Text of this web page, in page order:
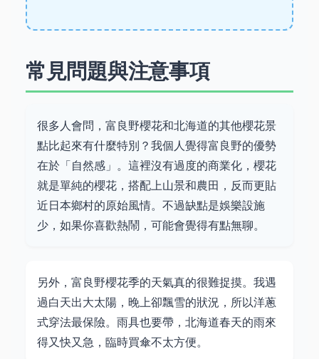
常見問題與注意事項
很多人會問，富良野櫻花和北海道的其他櫻花景
點比起來有什麼特別？我個人覺得富良野的優勢
在於「自然感」。這裡沒有過度的商業化，櫻花
就是單純的櫻花，搭配上山景和農田，反而更貼
近日本鄉村的原始風情。不過缺點是娛樂設施
少，如果你喜歡熱鬧，可能會覺得有點無聊。
另外，富良野櫻花季的天氣真的很難捉摸。我遇
過白天出大太陽，晚上卻飄雪的狀況，所以洋蔥
式穿法最保險。雨具也要帶，北海道春天的雨來
得又快又急，臨時買傘不太方便。